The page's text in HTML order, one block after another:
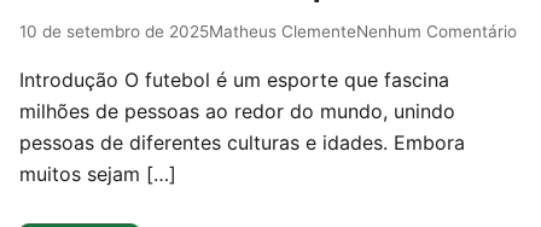
10 de setembro de 2025Matheus ClementeNenhum Comentário
Introdução O futebol é um esporte que fascina
milhões de pessoas ao redor do mundo, unindo
pessoas de diferentes culturas e idades. Embora
muitos sejam […]